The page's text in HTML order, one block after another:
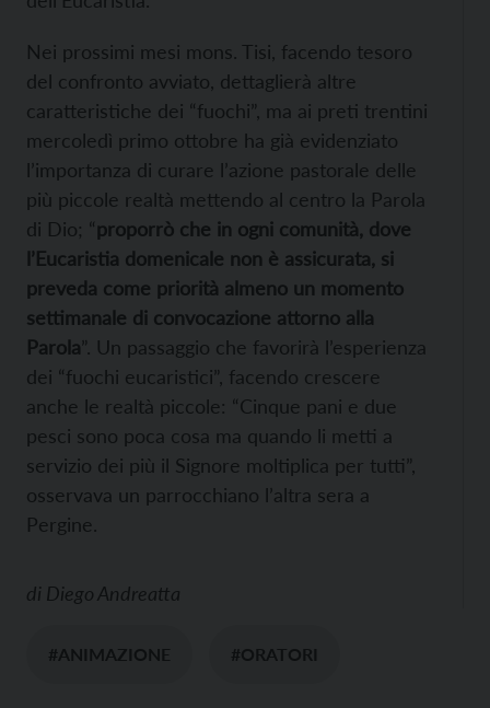
Nei prossimi mesi mons. Tisi, facendo tesoro
del confronto avviato, dettaglierà altre
caratteristiche dei “fuochi”, ma ai preti trentini
mercoledì primo ottobre ha già evidenziato
l’importanza di curare l’azione pastorale delle
più piccole realtà mettendo al centro la Parola
di Dio; “proporrò che in ogni comunità, dove
l’Eucaristia domenicale non è assicurata, si
preveda come priorità almeno un momento
settimanale di convocazione attorno alla
Parola”. Un passaggio che favorirà l’esperienza
dei “fuochi eucaristici”, facendo crescere
anche le realtà piccole: “Cinque pani e due
pesci sono poca cosa ma quando li metti a
servizio dei più il Signore moltiplica per tutti”,
osservava un parrocchiano l’altra sera a
Pergine.
di Diego Andreatta
#ANIMAZIONE #ORATORI